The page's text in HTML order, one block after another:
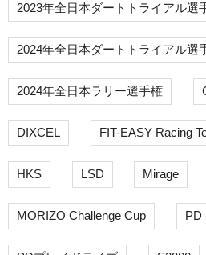
2023年全日本ダートトライアル選
2024年全日本ダートトライアル選
2024年全日本ラリー選手権
DIXCEL FIT-EASY Racing
HKS LSD Mirage
MORIZO Challenge Cup PD